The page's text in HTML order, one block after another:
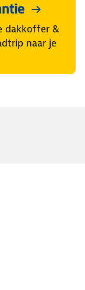
dakkoffer &
naar je